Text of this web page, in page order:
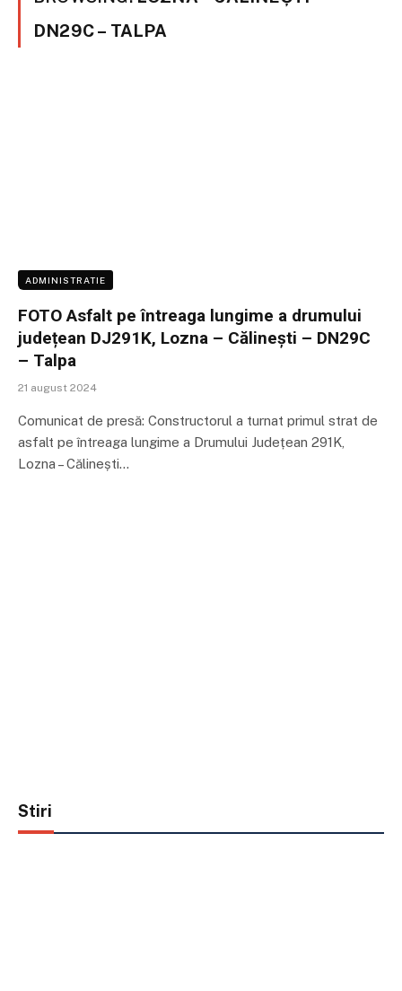
DN29C – TALPA
ADMINISTRATIE
FOTO Asfalt pe întreaga lungime a drumului
județean DJ291K, Lozna – Călinești – DN29C
– Talpa
21 august 2024
Comunicat de presă: Constructorul a turnat primul strat de
asfalt pe întreaga lungime a Drumului Județean 291K,
Lozna – Călinești…
Stiri